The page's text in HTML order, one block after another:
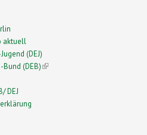
aktuell
(DEJ)
Bund (DEB)(link is external)
DEJ